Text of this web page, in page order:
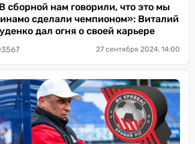
сборной нам говорили, что это мы
сделали чемпионом»: Виталий
дал огня о своей карьере
3567 27 сентября 2024, 14:00